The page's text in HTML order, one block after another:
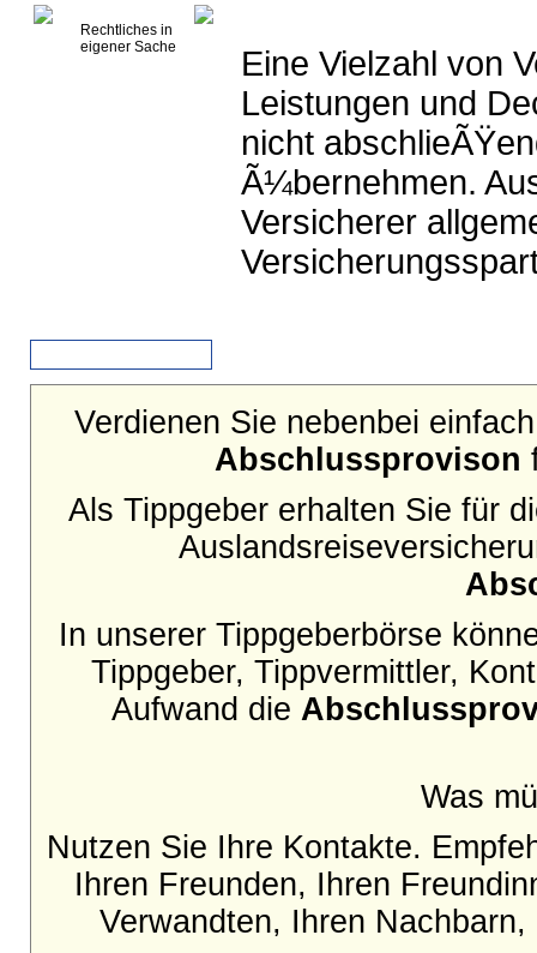
Rechtliches in
eigener Sache
Eine Vielzahl von
Leistungen und
nicht
Ã¼bernehmen.
Versicherer
Verdienen Sie nebenbei
Abschlussprovison
Als Tippgeber erhalten Sie für
In unserer Tippgeberbörse
Tippgeber, Tippvermittler,
Aufwand die
Was
Nutzen Sie Ihre Kontakte.
Ihren Freunden, Ihren
Verwandten, Ihren